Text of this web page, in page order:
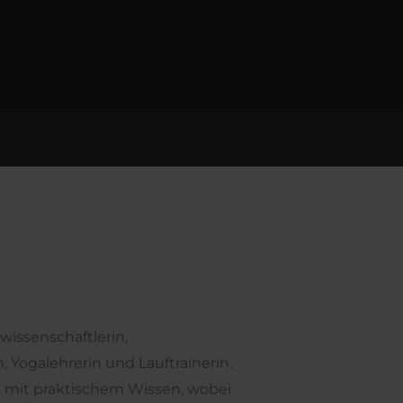
Yogalehrerin und Lauftrainerin.
praktischem Wissen, wobei